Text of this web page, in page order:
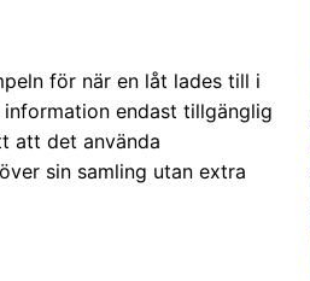
för när en låt lades till i
endast tillgänglig
att det använda
sin samling utan extra